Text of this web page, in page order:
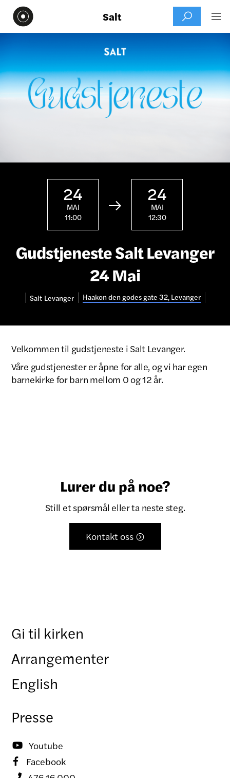
Salt  
24
MAI
11:00

24
MAI
12:30
Gudstjeneste Salt Levanger
24 Mai
Salt Levanger Haakon den godes gate 32, Levanger
Velkommen til gudstjeneste i Salt Levanger.
Våre gudstjenester er åpne for alle, og vi har egen
barnekirke for barn mellom 0 og 12 år.
Lurer du på noe?
Still et spørsmål eller ta neste steg.
Kontakt oss 
Gi til kirken
Arrangementer
English
Presse
 Youtube
 Facebook